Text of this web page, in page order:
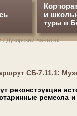
и
туры в
/Дукорский маёнтак
СБ-7.11.1:
реконструкция
ремесла и